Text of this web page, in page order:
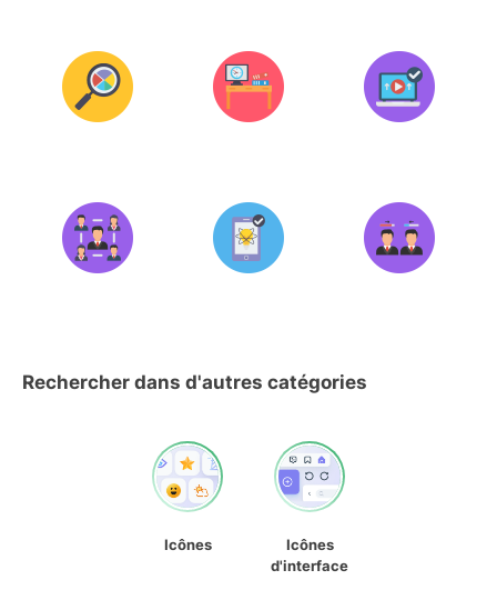
Rechercher dans d'autres catégories
Icônes
Icônes
d'interface